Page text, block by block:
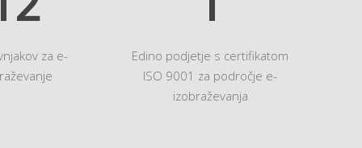
za e-
Edino podjetje s certifikatom
ISO 9001 za področje e-
izobraževanja